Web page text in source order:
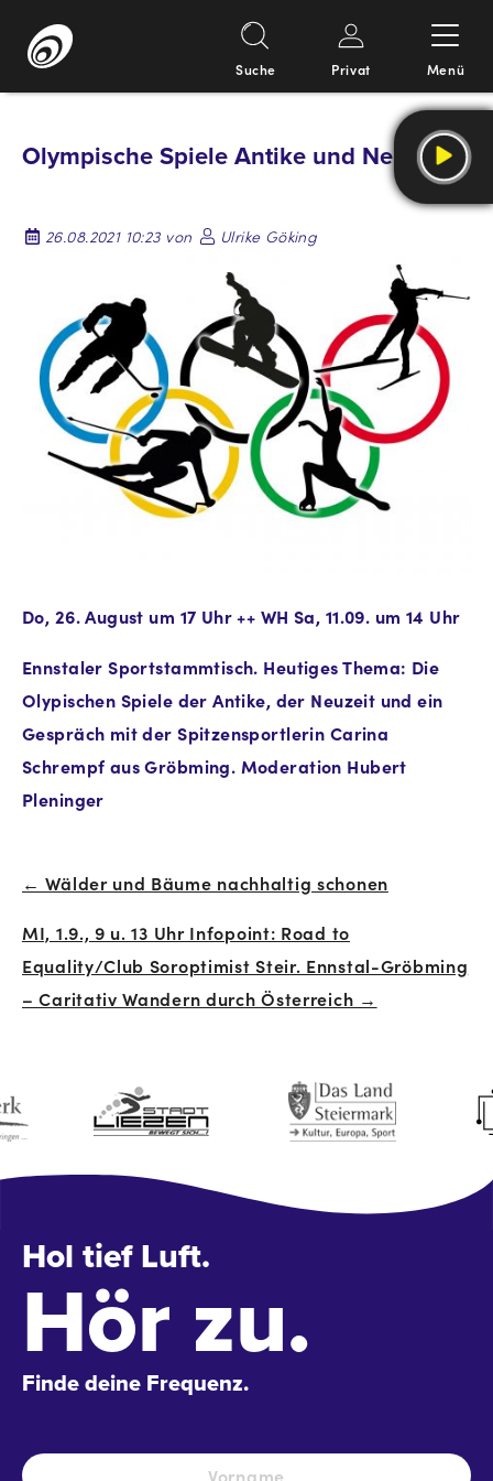
Inhalt
Suche Privat Menü
Olympische Spiele Antike und Neuzeit
26.08.2021 10:23 von Ulrike Göking
Do, 26. August um 17 Uhr ++ WH Sa, 11.09. um 14 Uhr
Ennstaler Sportstammtisch. Heutiges Thema: Die
Olypischen Spiele der Antike, der Neuzeit und ein
Gespräch mit der Spitzensportlerin Carina
Schrempf aus Gröbming. Moderation Hubert
Pleninger
Beitrags-
Navigation
← Wälder und Bäume nachhaltig schonen
MI, 1.9., 9 u. 13 Uhr Infopoint: Road to
Equality/Club Soroptimist Steir. Ennstal-Gröbming
– Caritativ Wandern durch Österreich →
Hol tief Luft.
Hör zu.
Finde deine Frequenz.
Name *